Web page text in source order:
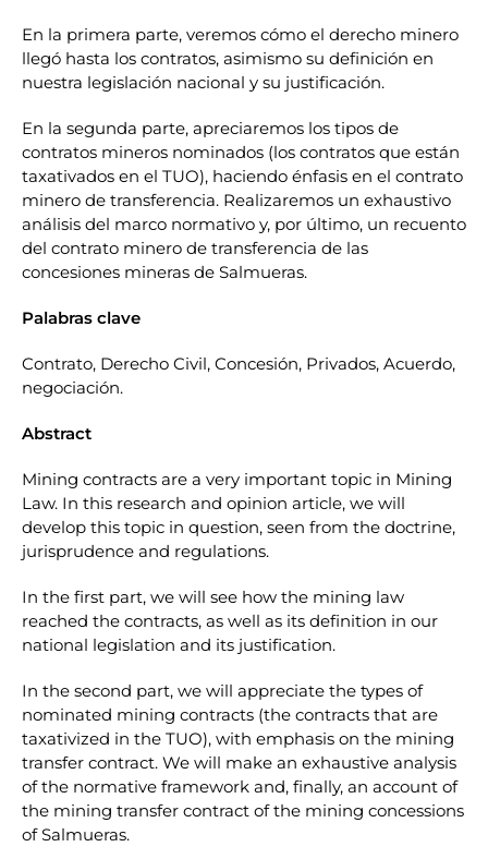
En la primera parte, veremos cómo el derecho minero
llegó hasta los contratos, asimismo su definición en
nuestra legislación nacional y su justificación.
En la segunda parte, apreciaremos los tipos de
contratos mineros nominados (los contratos que están
taxativados en el TUO), haciendo énfasis en el contrato
minero de transferencia. Realizaremos un exhaustivo
análisis del marco normativo y, por último, un recuento
del contrato minero de transferencia de las
concesiones mineras de Salmueras.
Palabras clave
Contrato, Derecho Civil, Concesión, Privados, Acuerdo,
negociación.
Abstract
Mining contracts are a very important topic in Mining
Law. In this research and opinion article, we will
develop this topic in question, seen from the doctrine,
jurisprudence and regulations.
In the first part, we will see how the mining law
reached the contracts, as well as its definition in our
national legislation and its justification.
In the second part, we will appreciate the types of
nominated mining contracts (the contracts that are
taxativized in the TUO), with emphasis on the mining
transfer contract. We will make an exhaustive analysis
of the normative framework and, finally, an account of
the mining transfer contract of the mining concessions
of Salmueras.